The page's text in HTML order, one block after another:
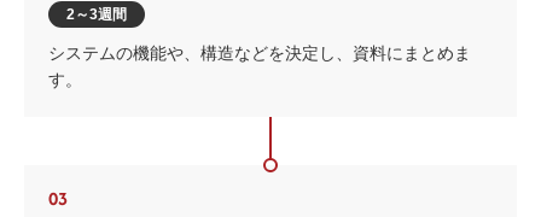
2～3週間
システムの機能や、構造などを決定し、資料にまとめま
す。
03